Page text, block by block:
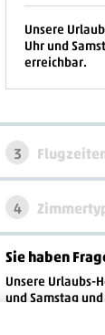
Unsere
Uhr und
erreichbar.
3
4
Sie haben
Unsere Urlaubs-
und Samstag